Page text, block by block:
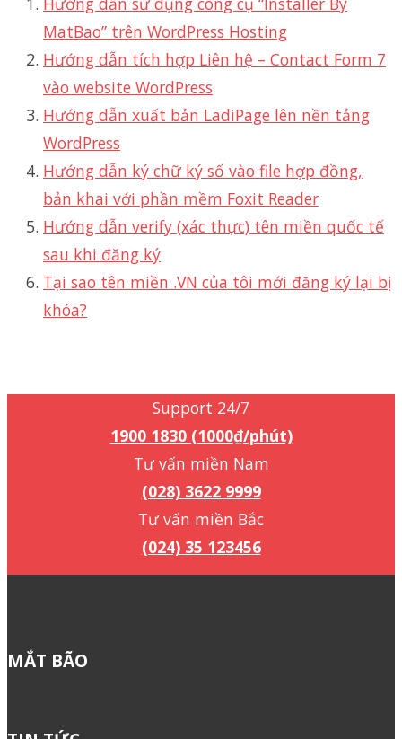
MatBao” trên WordPress Hosting
Hướng dẫn tích hợp Liên hệ – Contact Form 7
vào website WordPress
Hướng dẫn xuất bản LadiPage lên nền tảng
WordPress
Hướng dẫn ký chữ ký số vào file hợp đồng,
bản khai với phần mềm Foxit Reader
Hướng dẫn verify (xác thực) tên miền quốc tế
sau khi đăng ký
Tại sao tên miền .VN của tôi mới đăng ký lại bị
khóa?
Support 24/7
1900 1830 (1000₫/phút)
Tư vấn miền Nam
(028) 3622 9999
Tư vấn miền Bắc
(024) 35 123456
MẮT BÃO